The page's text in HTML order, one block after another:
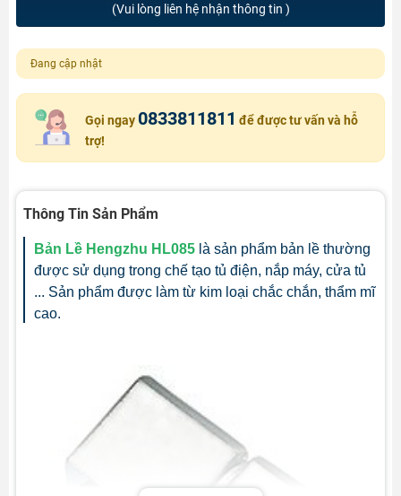
(Vui lòng liên hệ nhận thông tin )
Đang cập nhật
Gọi ngay 0833811811 để được tư vấn và hỗ
trợ!
Thông Tin Sản Phẩm
Bản Lề Hengzhu HL085 là sản phẩm bản lề thường
được sử dụng trong chế tạo tủ điện, nắp máy, cửa tủ
... Sản phẩm được làm từ kim loại chắc chắn, thẩm mĩ
cao.